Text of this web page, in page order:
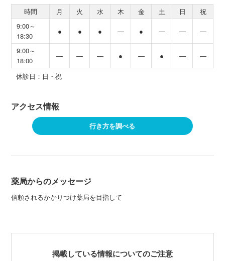
時間 月 火 水 木 金 土 日
祝
9:00～
18:30
● ● ● ― ● ― ― ―
9:00～
18:00
― ― ― ● ― ● ― ―
休診日：日・祝
アクセス情報
行き方を調べる
薬局からのメッセージ
信頼されるかかりつけ薬局を目指して
掲載している情報についてのご注意